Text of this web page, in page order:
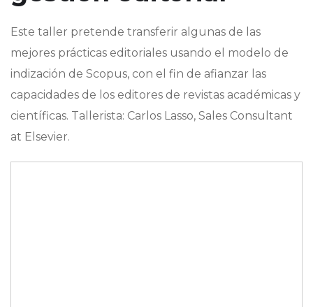
Este taller pretende transferir algunas de las
mejores prácticas editoriales usando el modelo de
indización de Scopus, con el fin de afianzar las
capacidades de los editores de revistas académicas y
científicas. Tallerista: Carlos Lasso, Sales Consultant
at Elsevier.